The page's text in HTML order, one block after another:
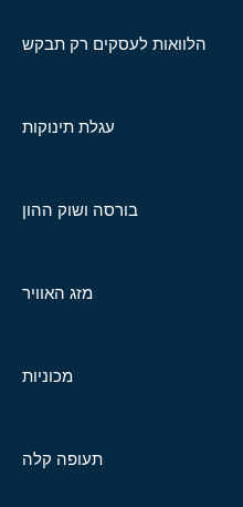
הלוואות לעסקים רק תבקש
עגלת תינוקות
בורסה ושוק ההון
מזג האוויר
מכוניות
תעופה קלה